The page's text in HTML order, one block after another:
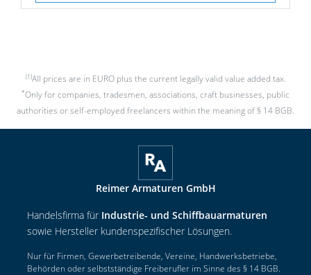
(1)All prices are in EURO plus the current legally valid value added tax.
*Only for companies, tradesmen, associations, craft businesses, public
authorities or self-employed freelancers within the meaning of § 14 BGB.
Reimer Armaturen GmbH
Handelsfirma für Industrie- und Schiffbauarmaturen
sowie Hersteller kundenspezifischer Lösungen.
Nur für Firmen, Gewerbetreibende, Vereine, Handwerksbetriebe,
Behörden oder selbstständige Freiberufler im Sinne des § 14 BGB.